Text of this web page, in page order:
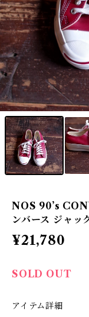
NOS 90’s
ンバース ジャッ
¥21,780
SOLD OUT
アイテム詳細